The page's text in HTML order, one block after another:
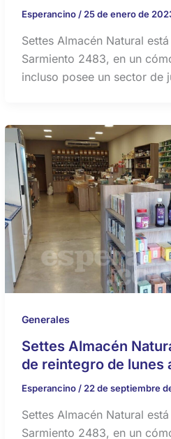
Esperancino / 25 de enero de
Settes Almacén Natural
Sarmiento 2483, en un
incluso posee un sector de
Generales
Settes Almacén
de reintegro de lunes
Esperancino/22 de septiembre
Settes Almacén Natural
Sarmiento 2483, en un